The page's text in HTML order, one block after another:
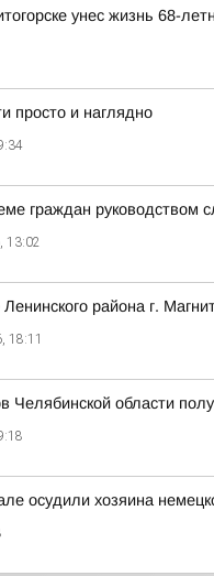
унес жизнь 68-
просто и наглядно
граждан руководством
13:02
Ленинского района г.
18:11
Челябинской области
осудили хозяина